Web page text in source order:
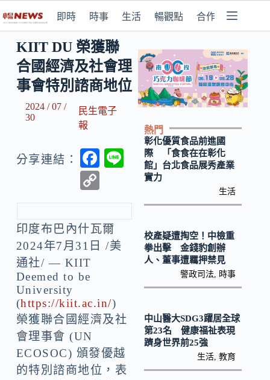
即時 時事 生活 暢觀點 合作媒體
KIIT DU 榮獲聯
合國經濟及社會理
事會特別諮商地位
2024 / 07 /
30
民生電子
報
分享連結：
F
b
o
o
o
p
y
Li
k
印度布巴內什瓦爾
2024年7月31日 /美
通社/ — KIIT
Deemed to be
University
(https://kiit.ac.in/)
榮獲聯合國經濟及社
會理事會 (UN
ECOSOC) 頒發優越
的特別諮商地位，表
熱門
彰化優質食品前進國
際 「食食在在彰化
館」台北食品展秀產業
實力
生活
校產疑遭掏空！中檢重
拳出擊 金錢豹創辦
人、董事遭羈押禁見
警政司法 時事
中山醫大SDG3躍居全球
第23名 健康福祉表現
躋身世界前25強
生活 ,教育